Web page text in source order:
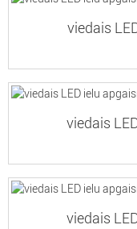
viedais
viedais
viedais